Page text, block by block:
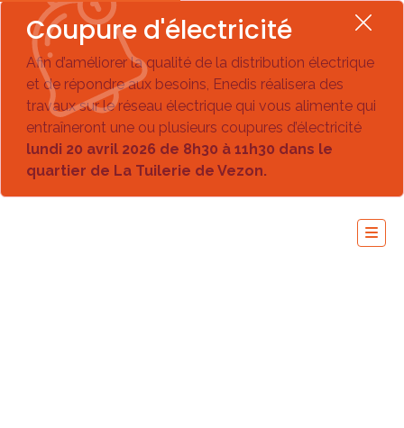
Coupure d'électricité
Afin d’améliorer la qualité de la distribution électrique
et de répondre aux besoins, Enedis réalisera des
travaux sur le réseau électrique qui vous alimente qui
entraîneront une ou plusieurs coupures d’électricité
lundi 20 avril 2026 de 8h30 à 11h30 dans le
quartier de La Tuilerie de Vezon.